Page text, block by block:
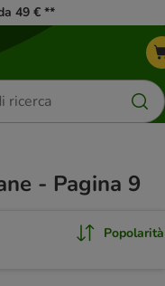
49 € **
- Pagina 9
Popolarità